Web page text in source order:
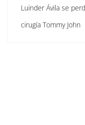
Luinder Ávila se
cirugía Tommy John